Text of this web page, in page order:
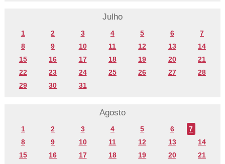
Julho
1 2 3 4 5 6
7
8
9 10 11 12 13
14
15
16 17 18 19 20
21
22
23 24 25 26 27
28
29
30 31
Agosto
1 2 3 4 5 6
7
8
9 10 11 12 13
14
15
16 17 18 19 20 21